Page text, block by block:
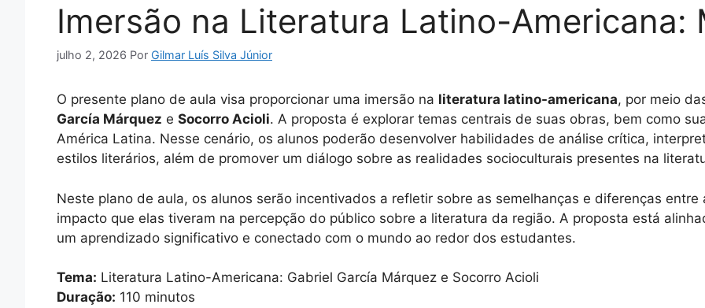
Imersão na Literatura Latino-Americana:
julho 2, 2026 Por Gilmar Luís Silva Júnior
O presente plano de aula visa proporcionar uma imersão na literatura latino-americana, por meio
García Márquez e Socorro Acioli. A proposta é explorar temas centrais de suas obras, bem como
América Latina. Nesse cenário, os alunos poderão desenvolver habilidades de análise crítica,
estilos literários, além de promover um diálogo sobre as realidades socioculturais presentes na
Neste plano de aula, os alunos serão incentivados a refletir sobre as semelhanças e diferenças
impacto que elas tiveram na percepção do público sobre a literatura da região. A proposta está
um aprendizado significativo e conectado com o mundo ao redor dos estudantes.
Tema: Literatura Latino-Americana: Gabriel García Márquez e Socorro Acioli
Duração: 110 minutos